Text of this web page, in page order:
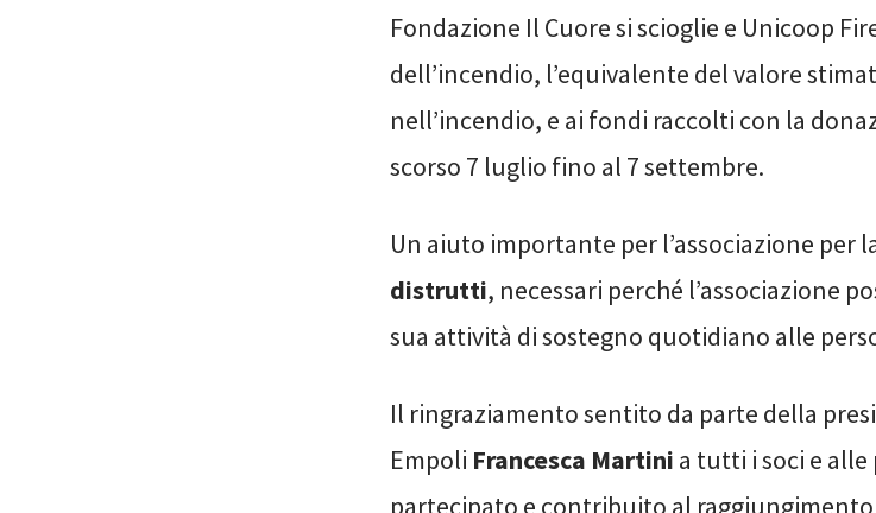
Fondazione Il Cuore si scioglie e Unicoop
dell’incendio, l’equivalente del valore
nell’incendio, e ai fondi raccolti con la
scorso 7 luglio fino al 7 settembre.
Un aiuto importante per l’associazione per
distrutti, necessari perché l’associazione
sua attività di sostegno quotidiano alle
Il ringraziamento sentito da parte della
Empoli Francesca Martini a tutti i soci e
partecipato e contribuito al